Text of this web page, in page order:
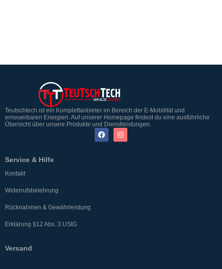
Teutschtech ist ein Komplettanbieter im Bereich der E-Mobilität und
erneuerbaren Energien. Auf unserer Homepage findest du eine ausführliche
Übersicht über unsere Produkte und Dienstleistungen.
Service & Hilfe
Kontakt
Widerrufsbelehrung
Rücknahmen & Gewährleistung
Erklärung §12 Abs. 3 UStG
Versand